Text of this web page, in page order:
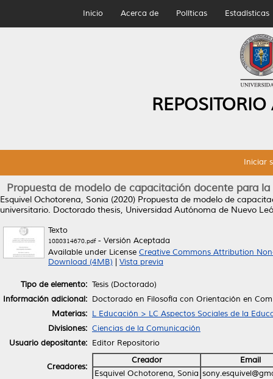
Inicio Acerca de Políticas Estadísticas
Iniciar
Propuesta de modelo de capacitación docente para
Esquivel Ochotorena, Sonia (2020) Propuesta de modelo de
universitario. Doctorado thesis, Universidad Autónoma de Nuevo
Texto
1080314670.pdf- Versión Aceptada
Available under License Creative Commons Attribution
Download (4MB)
Vista previa
Tipo de elemento: Tesis (Doctorado)
Información adicional: Doctorado en Filosofía con Orientación en
Materias: L Educación > LC Aspectos Sociales de la
Divisiones: Ciencias de la Comunicación
Usuario depositante: Editor Repositorio
Creadores:
Creador
Email
Esquivel Ochotorena, Sonia